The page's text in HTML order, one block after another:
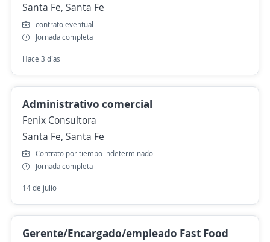
Santa Fe, Santa Fe
contrato eventual
Jornada completa
Hace 3 días
Administrativo comercial
Fenix Consultora
Santa Fe, Santa Fe
Contrato por tiempo indeterminado
Jornada completa
14 de julio
Gerente/Encargado/empleado Fast Food